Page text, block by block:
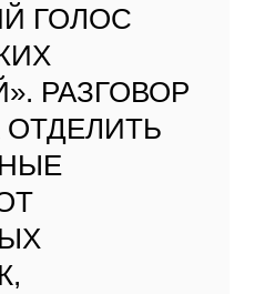
ГОЛОС
РАЗГОВОР
ОТДЕЛИТЬ